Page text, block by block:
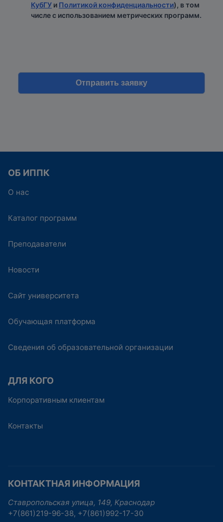
КубГУ и Политикой конфиденциальности), в том
числе с использованием метрических программ.
ОБ ИППК
О нас
Каталог программ
Преподаватели
Новости
Сайт университета
Обучающая платформа
Сведения об образовательной организации
ДЛЯ КОГО
Корпоративным клиентам
Контакты
КОНТАКТНАЯ ИНФОРМАЦИЯ
Ставропольская улица, 149, Краснодар
+7(861)219-96-38, +7(861)992-17-30